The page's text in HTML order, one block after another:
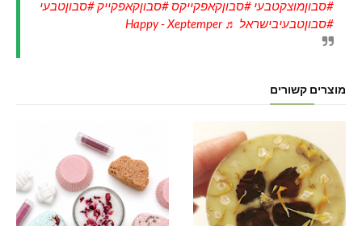
#סבוןמוצקטבעי #סבוןקאפקייקס #סבוןקאפקייק#סבוןטבעי
#סבוןטבעיבישראל ♬ Happy - Xeptemper
מוצרים קשורים